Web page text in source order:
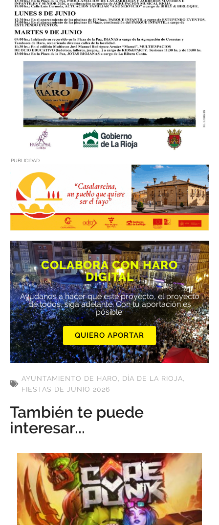
PUBLICIDAD
COLABORA CON HARO
DIGITAL
Ayúdanos a hacer que este proyecto, el proyecto
de todos, siga adelante. Con tu aportación es
posible.
QUIERO APORTAR
AYUNTAMIENTO DE HARO, DÍA DE LA RIOJA,
FIESTAS DE JUNIO 2026
También te puede
interesar...